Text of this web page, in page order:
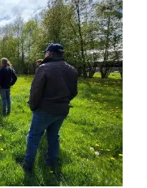
agroforestry